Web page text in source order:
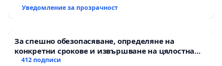
Уведомление за прозрачност
За спешно обезопасяване, определяне на
конкретни срокове и извършване на цялостна
рехабилитация на републиканския път между
412 подписи